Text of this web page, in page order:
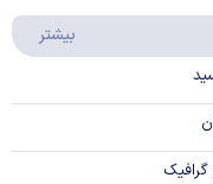
بیشتر
گرافیک